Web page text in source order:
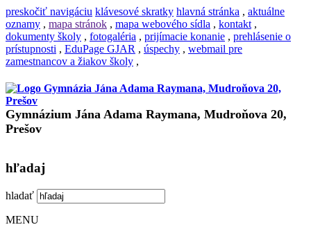
preskočiť navigáciu klávesové skratky hlavná stránka , aktuálne
oznamy , mapa stránok , mapa webového sídla , kontakt ,
dokumenty školy , fotogaléria , prijímacie konanie , prehlásenie o
prístupnosti , EduPage GJAR , úspechy , webmail pre
zamestnancov a žiakov školy ,
Gymnázium Jána Adama Raymana, Mudroňova 20,
Prešov
hľadaj
hladať
MENU